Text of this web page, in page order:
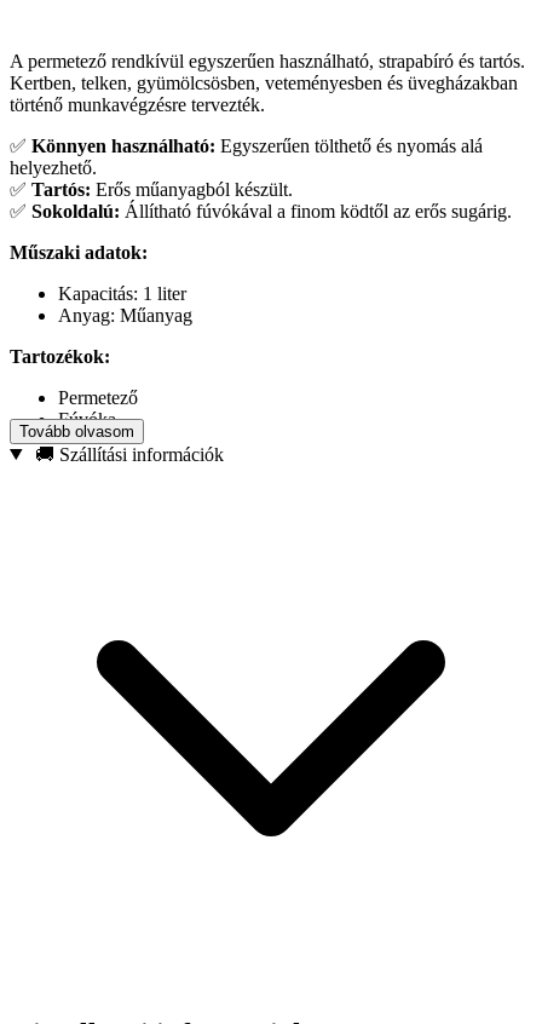
A permetező rendkívül egyszerűen használható, strapabíró és tartós.
Kertben, telken, gyümölcsösben, veteményesben és üvegházakban
történő munkavégzésre tervezték.
✅ Könnyen használható: Egyszerűen tölthető és nyomás alá
helyezhető.
✅ Tartós: Erős műanyagból készült.
✅ Sokoldalú: Állítható fúvókával a finom ködtől az erős sugárig.
Műszaki adatok:
Kapacitás: 1 liter
Anyag: Műanyag
Tartozékok:
Permetező
Fúvóka
Használati útmutató
Tovább olvasom
🚚 Szállítási információk